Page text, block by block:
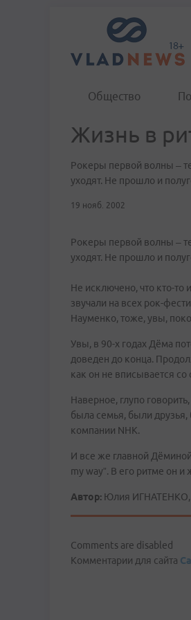
Общество
Жизнь в
Рокеры первой волны –
уходят. Не прошло и
19 нояб. 2002
Рокеры первой волны –
уходят. Не прошло и
Не исключено, что кто-
звучали на всех рок-
Науменко, тоже, увы,
Увы, в 90-х годах Дёма
доведен до конца.
как он не вписывается
Наверное, глупо
была семья, были
компании NHK.
И все же главной
my way”. В его ритме он и
Автор: Юлия ИГНАТЕНКО,
Comments are disabled
Комментарии для сайта